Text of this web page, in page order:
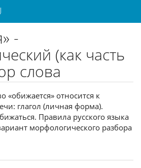
-
(как часть
слова
«обижается» относится к
глагол (личная форма).
Правила русского языка
морфологического разбора